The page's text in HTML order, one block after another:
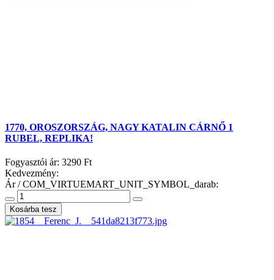
1770, OROSZORSZÁG, NAGY KATALIN CÁRNŐ 1
RUBEL, REPLIKA!
Fogyasztói ár: 3290 Ft
Kedvezmény:
Ár / COM_VIRTUEMART_UNIT_SYMBOL_darab: